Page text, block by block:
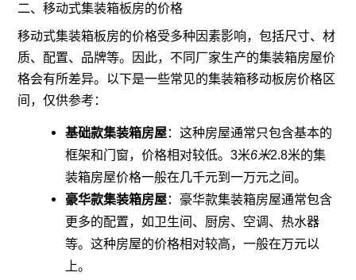
二、移动式集装箱板房的价格
移动式集装箱板房的价格受多种因素影响，包括尺寸、材
质、配置、品牌等。因此，不同厂家生产的集装箱房屋价
格会有所差异。以下是一些常见的集装箱移动板房价格区
间，仅供参考：
基础款集装箱房屋：这种房屋通常只包含基本的
框架和门窗，价格相对较低。3米6米2.8米的集
装箱房屋价格一般在几千元到一万元之间。
豪华款集装箱房屋：豪华款集装箱房屋通常包含
更多的配置，如卫生间、厨房、空调、热水器
等。这种房屋的价格相对较高，一般在万元以
上。